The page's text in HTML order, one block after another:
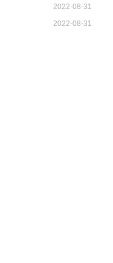
2022-08-31
2022-08-31